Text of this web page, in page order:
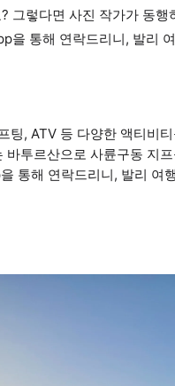
그렇다면 사진 작가가 동행
을 통해 연락드리니, 발리
팅, ATV 등 다양한 액티비
투르산으로 사륜구동 지
통해 연락드리니, 발리 여